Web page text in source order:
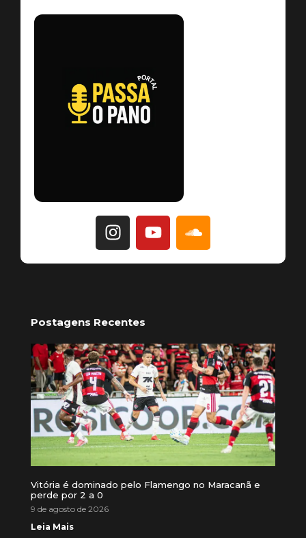
Postagens Recentes
Vitória é dominado pelo Flamengo no Maracanã e
perde por 2 a 0
9 de agosto de 2026
Leia Mais